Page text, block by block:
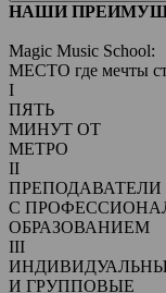
НАШИ
Magic Music School:
МЕСТО где мечты
I
ПЯТЬ
МИНУТ ОТ
МЕТРО
II
ПРЕПОДАВАТЕЛИ
С
ОБРАЗОВАНИЕМ
III
И ГРУППОВЫЕ